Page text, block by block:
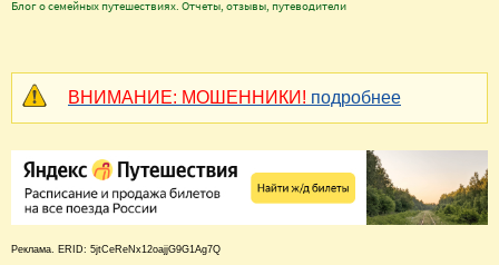
Блог о семейных путешествиях. Отчеты, отзывы, путеводители
ВНИМАНИЕ: МОШЕННИКИ! подробнее
Реклама. ERID: 5jtCeReNx12oajjG9G1Ag7Q